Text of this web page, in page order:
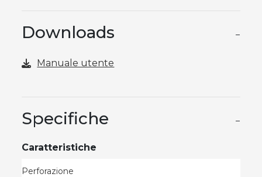
Downloads −
Manuale utente
Specifiche −
Caratteristiche
Perforazione